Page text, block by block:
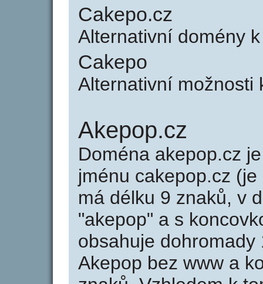
Cakepo.cz
Alternativní domény
Cakepo
Alternativní možnosti
Akepop.cz
Doména akepop.cz
jménu cakepop.cz
má délku 9 znaků, v
"akepop" a s
obsahuje
Akepop bez www a